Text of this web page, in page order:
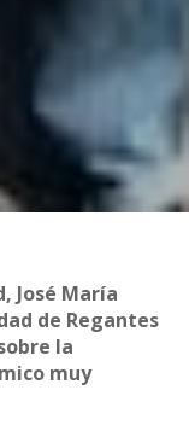
José María
de Regantes
la
muy